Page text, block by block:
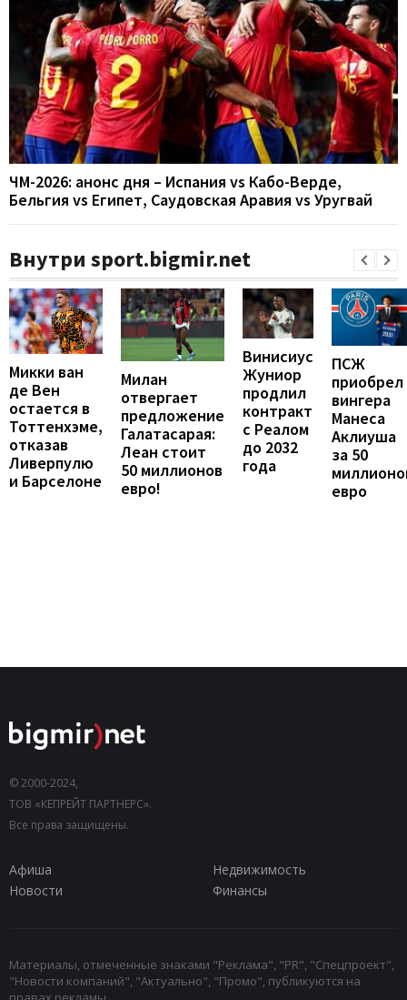
ЧМ-2026: анонс дня – Испания vs Кабо-Верде,
Бельгия vs Египет, Саудовская Аравия vs Уругвай
Внутри sport.bigmir.net
Микки ван
де Вен
остается в
Тоттенхэме,
отказав
Ливерпулю
и Барселоне
Милан
отвергает
предложение
Галатасарая:
Леан стоит
50 миллионов
евро!
Винисиус
Жуниор
продлил
контракт
с Реалом
до 2032
года
ПСЖ
приобрел
вингера
Манеса
Аклиуша
за 50
евро
© 2000-2024,
ТОВ «КЕПРЕЙТ ПАРТНЕРС».
Все права защищены.
Афиша
Недвижимость
Новости
Финансы
Материалы, отмеченные знаками "Реклама", "PR", "Спецпроект",
"Новости компаний", "Актуально", "Промо", публикуются на